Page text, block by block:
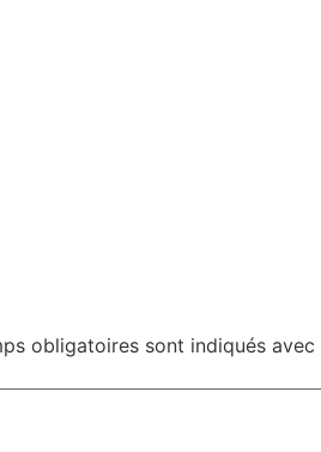
obligatoires sont indiqués avec